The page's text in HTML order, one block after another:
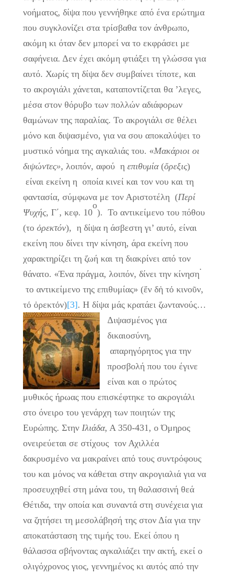
νοήματος, δίψα που γεννήθηκε από ένα ερώτημα
που συγκλονίζει στα τρίσβαθα τον άνθρωπο,
ακόμη κι όταν δεν μπορεί να το εκφράσει με
σαφήνεια. Δεν έχει ακόμη φτιάξει τη γλώσσα για
αυτό. Χωρίς τη δίψα δεν συμβαίνει τίποτε, και
το ακρογιάλι χάνεται, καταποντίζεται θα ’λεγες,
μέσα στον θόρυβο των πολλών αδιάφορων
θαμώνων της παραλίας. Το ακρογιάλι σε θέλει
μόνο και διψασμένο, για να σου αποκαλύψει το
μυστικό νόημα της αγκαλιάς του. «Μακάριοι οι
διψώντες», λοιπόν, αφού η επιθυμία(ὄρεξις)
είναι εκείνη η οποία κινεί και τον νου και τη
φαντασία, σύμφωνα με τον Αριστοτέλη (Περί
Ψυχής, Γ΄, κεφ. 10
ο
). Το αντικείμενο του πόθου
(το ὀρεκτόν), η δίψα η άσβεστη γι’ αυτό, είναι
εκείνη που δίνει την κίνηση, άρα εκείνη που
χαρακτηρίζει τη ζωή και τη διακρίνει από τον
θάνατο. «Ένα πράγμα, λοιπόν, δίνει την κίνηση
.
το αντικείμενο της επιθυμίας» (ἕν δἡ τό κινοῦν,
τό ὀρεκτόν)[3]. Η δίψα μάς κρατάει ζωντανούς…
Διψασμένος για
δικαιοσύνη,
απαρηγόρητος για την
προσβολή που του έγινε
είναι και ο πρώτος
μυθικός ήρωας που επισκέφτηκε το ακρογιάλι
στο όνειρο του γενάρχη των ποιητών της
Ευρώπης. Στην Ιλιάδα, Α 350-431, ο Όμηρος
ονειρεύεται σε στίχους τον Αχιλλέα
δακρυσμένο να μακραίνει από τους συντρόφους
του και μόνος να κάθεται στην ακρογιαλιά για να
προσευχηθεί στη μάνα του, τη θαλασσινή θεά
Θέτιδα, την οποία και συναντά στη συνέχεια για
να ζητήσει τη μεσολάβησή της στον Δία για την
αποκατάσταση της τιμής του. Εκεί όπου η
θάλασσα σβήνοντας αγκαλιάζει την ακτή, εκεί ο
ολιγόχρονος γιος, γεννημένος κι αυτός από την